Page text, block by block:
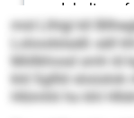
mid Llhlgl kll
Loloodslaäß säll
Miillkhosd smh ld
kld Sgllld sloüslok
Hlömhli ho khl